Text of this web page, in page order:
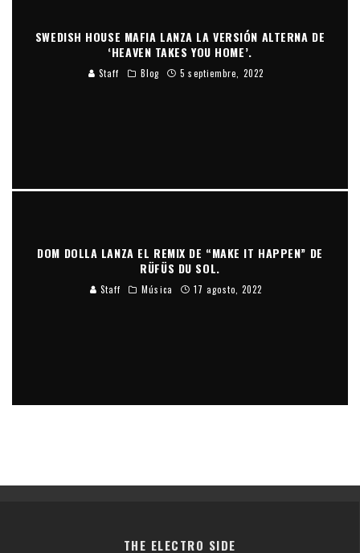
SWEDISH HOUSE MAFIA LANZA LA VERSIÓN ALTERNA DE
‘HEAVEN TAKES YOU HOME’.
Staff Blog 5 septiembre, 2022
DOM DOLLA LANZA EL REMIX DE “MAKE IT HAPPEN” DE
RÜFÜS DU SOL.
Staff Música 17 agosto, 2022
THE ELECTRO SIDE